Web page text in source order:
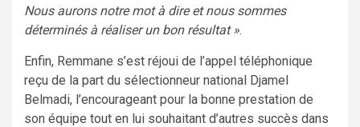
Nous aurons notre mot à dire et nous sommes
déterminés à réaliser un bon résultat ».
Enfin, Remmane s’est réjoui de l’appel téléphonique
reçu de la part du sélectionneur national Djamel
Belmadi, l’encourageant pour la bonne prestation de
son équipe tout en lui souhaitant d’autres succès dans